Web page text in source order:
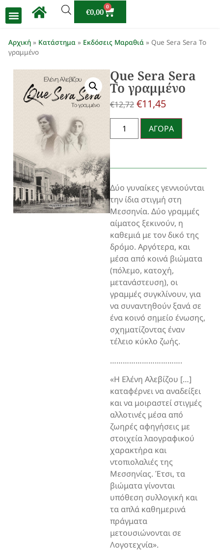
€0,00
0
Αρχική » Κατάστημα » Εκδόσεις Μαραθιά » Que Sera Sera Το
γραμμένο
Que Sera Sera
Το γραμμένο
€12,72 €11,45
ΑΓΟΡΑ
Δύο γυναίκες γεννιούνται
την ίδια στιγμή στη
Μεσσηνία. Δύο γραμμές
αίματος ξεκινούν, η
καθεμιά με τον δικό της
δρόμο. Αργότερα, και
μέσα από κοινά βιώματα
(πόλεμο, κατοχή,
μετανάστευση), οι
γραμμές συγκλίνουν, για
να συναντηθούν ξανά σε
ένα κοινό σημείο ένωσης,
σχηματίζοντας έναν
τέλειο κύκλο ζωής.
…………………………….
«Η Ελένη Αλεβίζου […]
καταφέρνει να αναδείξει
και να μοιραστεί στιγμές
αλλοτινές μέσα από
ζωηρές αφηγήσεις με
στοιχεία λαογραφικού
χαρακτήρα και
ντοπιολαλιές της
Μεσσηνίας. Έτσι, τα
βιώματα γίνονται
υπόθεση συλλογική και
τα απλά καθημερινά
πράγματα
μετουσιώνονται σε
Λογοτεχνία».